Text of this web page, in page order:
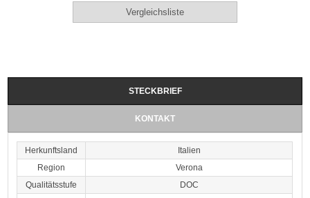
STECKBRIEF
KONTAKT
Herkunftsland
Italien
Region
Verona
Qualitätsstufe
DOC